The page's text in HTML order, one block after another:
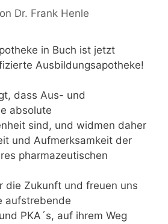
Dr. Frank Henle
in Buch ist jetzt
Ausbildungsapotheke!
dass Aus- und
absolute
sind, und widmen daher
und Aufmerksamkeit der
pharmazeutischen
die Zukunft und freuen uns
aufstrebende
PKA´s, auf ihrem Weg